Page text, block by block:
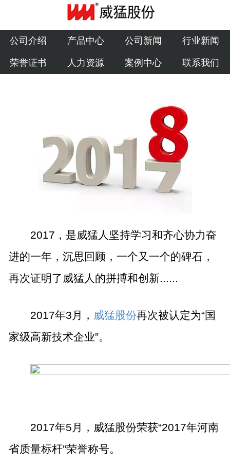
公司介绍
产品中心
公司新闻
荣誉证书
人力资源
案例中心
联系我们
公司介绍 产品中心 公司新闻 行业新闻
荣誉证书 人力资源 案例中心 联系我们
2017 ，是威猛人坚持学习和齐心协力奋
进的一年，沉思回顾，一个又一个的碑石，
再次证明了威猛人的拼搏和创新......
2017年3月， 威猛股份再次被认定为“国
家级高新技术企业”。
2017年5月，威猛股份荣获“2017年河南
省质量标杆”荣誉称号。